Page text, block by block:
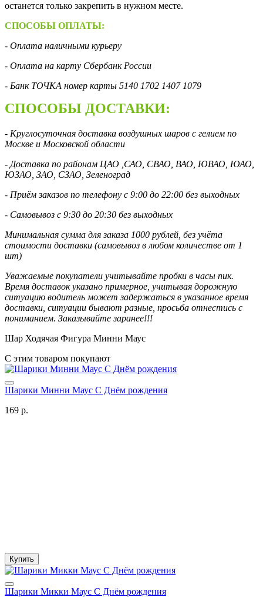
останется только закрепить в нужном месте.
СПОСОБЫ ОПЛАТЫ:
- Оплата наличными курьеру
- Оплата на карту Сбербанк России
- Банк ТОЧКА номер карты 5140 1702 1407 1079
СПОСОБЫ ДОСТАВКИ:
- Круглосуточная доставка воздушных шаров с гелием по
Москве и Московской области
- Доставка по районам ЦАО ,САО, СВАО, ВАО, ЮВАО, ЮАО,
ЮЗАО, ЗАО, СЗАО, Зеленоград
- Приём заказов по телефону с 9:00 до 22:00 без выходных
- Самовывоз с 9:30 до 20:30 без выходных
Минимальная сумма для заказа 1000 рублей, без учёта
стоимости доставки (самовывоз в любом количестве от 1
шт)
Уважаемые покупатели учитывайте пробки в часы пик.
Время доставок указано примерное, учитывая дорожную
ситуацию водитель может задержаться в указанное время
доставки, ситуации бывают разные, просьба отнестись с
пониманием. Заказывайте заранее!!!
Шар Ходячая Фигура Минни Маус
С этим товаром покупают
Шарики Минни Маус С Днём рождения
169 р.
Купить
Шарики Микки Маус С Днём рождения